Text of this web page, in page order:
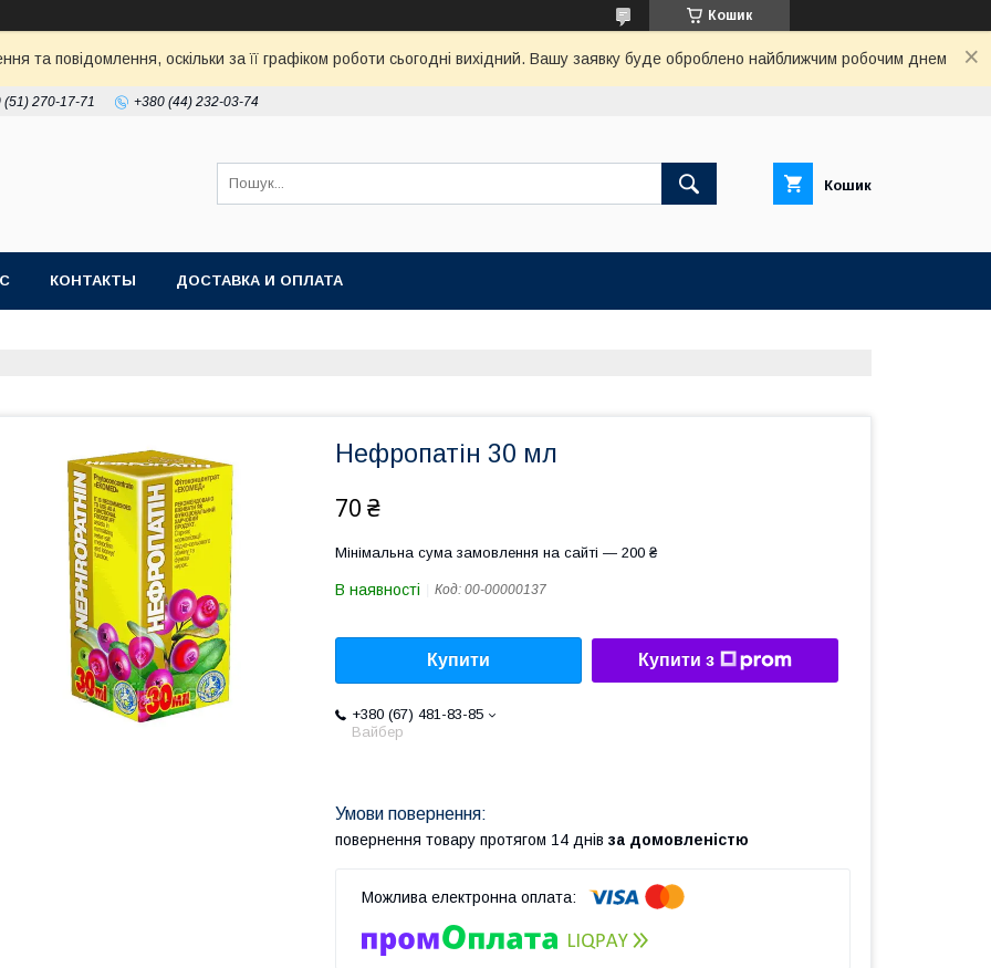
Кошик
та повідомлення, оскільки за її графіком роботи сьогодні вихідний. Вашу заявку буде оброблено найближчим робочим днем
(51) 270-17-71 +380 (44) 232-03-74
Кошик
КОНТАКТЫ ДОСТАВКА И ОПЛАТА
Нефропатін 30 мл
70 ₴
Мінімальна сума замовлення на сайті — 200 ₴
В наявності Код: 00-00000137
Купити Купити з
+380 (67) 481-83-85
Вайбер
повернення товару протягом 14 днів за домовленістю